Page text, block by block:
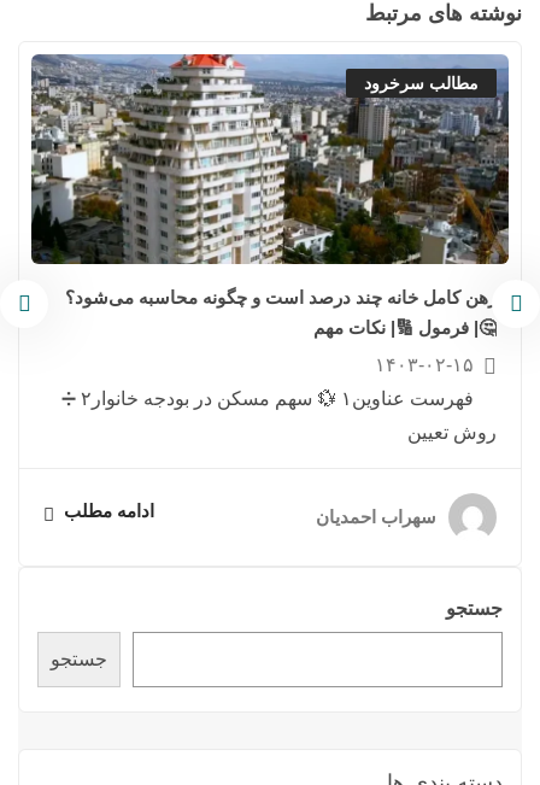
جستجو
جستجو
نوشته های مرتبط
مطالب سرخرود
رهن کامل خانه چند درصد است و چگونه محاسبه می‌شود؟
🤔| فرمول 🔢| نکات مهم
۱۴۰۳-۰۲-۱۵
فهرست عناوین۱ 💱 سهم مسکن در بودجه خانوار۲ ➗
روش تعیین
سهراب احمدیان ادامه مطلب